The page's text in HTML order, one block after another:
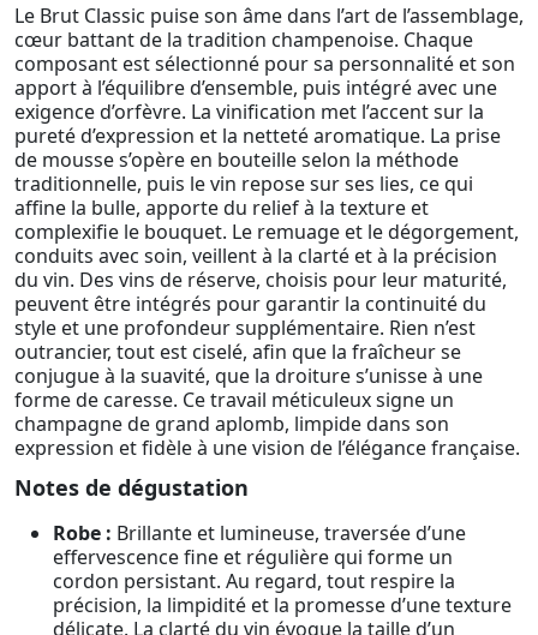
Le Brut Classic puise son âme dans l’art de l’assemblage,
cœur battant de la tradition champenoise. Chaque
composant est sélectionné pour sa personnalité et son
apport à l’équilibre d’ensemble, puis intégré avec une
exigence d’orfèvre. La vinification met l’accent sur la
pureté d’expression et la netteté aromatique. La prise
de mousse s’opère en bouteille selon la méthode
traditionnelle, puis le vin repose sur ses lies, ce qui
affine la bulle, apporte du relief à la texture et
complexifie le bouquet. Le remuage et le dégorgement,
conduits avec soin, veillent à la clarté et à la précision
du vin. Des vins de réserve, choisis pour leur maturité,
peuvent être intégrés pour garantir la continuité du
style et une profondeur supplémentaire. Rien n’est
outrancier, tout est ciselé, afin que la fraîcheur se
conjugue à la suavité, que la droiture s’unisse à une
forme de caresse. Ce travail méticuleux signe un
champagne de grand aplomb, limpide dans son
expression et fidèle à une vision de l’élégance française.
Notes de dégustation
Robe : Brillante et lumineuse, traversée d’une
effervescence fine et régulière qui forme un
cordon persistant. Au regard, tout respire la
précision, la limpidité et la promesse d’une texture
délicate. La clarté du vin évoque la taille d’un